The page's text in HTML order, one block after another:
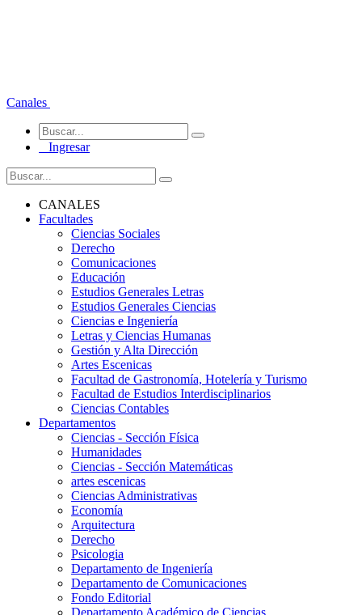
Canales
Ingresar
CANALES
Facultades
Ciencias Sociales
Derecho
Comunicaciones
Educación
Estudios Generales Letras
Estudios Generales Ciencias
Ciencias e Ingeniería
Letras y Ciencias Humanas
Gestión y Alta Dirección
Artes Escenicas
Facultad de Gastronomía, Hotelería y Turismo
Facultad de Estudios Interdisciplinarios
Ciencias Contables
Departamentos
Ciencias - Sección Física
Humanidades
Ciencias - Sección Matemáticas
artes escenicas
Ciencias Administrativas
Economía
Arquitectura
Derecho
Psicologia
Departamento de Ingeniería
Departamento de Comunicaciones
Fondo Editorial
Departamento Académico de Ciencias